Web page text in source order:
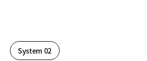
System 02